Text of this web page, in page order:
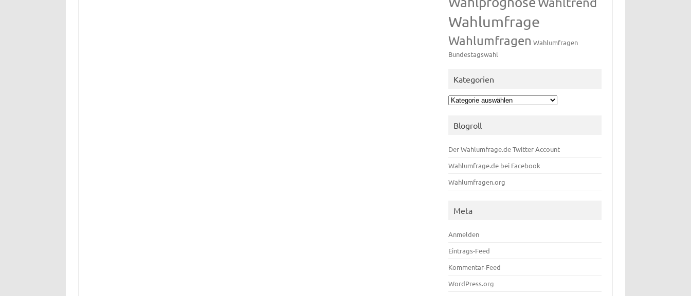
Wahlumfrage
Wahlumfragen Wahlumfragen
Bundestagswahl
Kategorien
Kategorien
Blogroll
Der Wahlumfrage.de Twitter Account
Wahlumfrage.de bei Facebook
Wahlumfragen.org
Meta
Anmelden
Eintrags-Feed
Kommentar-Feed
WordPress.org